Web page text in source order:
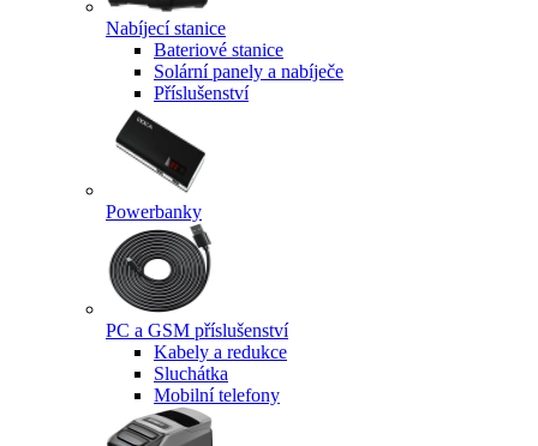
Nabíjecí stanice
Bateriové stanice
Solární panely a nabíječe
Příslušenství
Powerbanky
PC a GSM příslušenství
Kabely a redukce
Sluchátka
Mobilní telefony